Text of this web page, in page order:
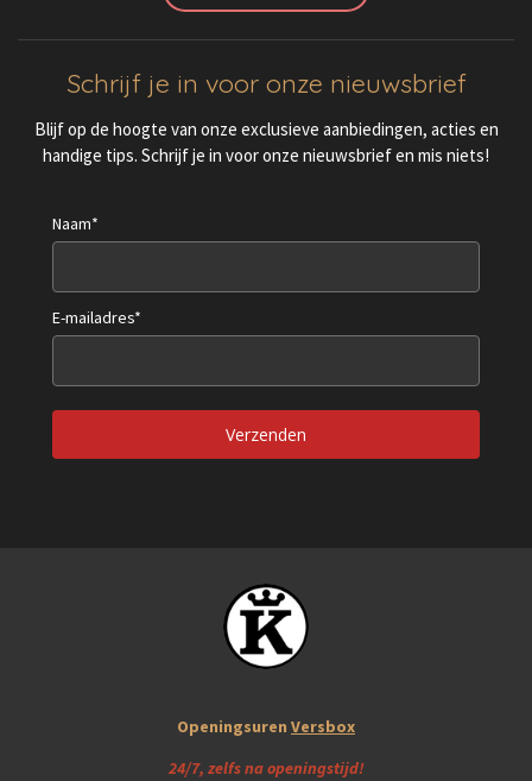
Schrijf je in voor onze nieuwsbrief
Blijf op de hoogte van onze exclusieve aanbiedingen, acties en
handige tips. Schrijf je in voor onze nieuwsbrief en mis niets!
Naam*
E-mailadres*
Verzenden
Openingsuren Versbox
24/7, zelfs na openingstijd!